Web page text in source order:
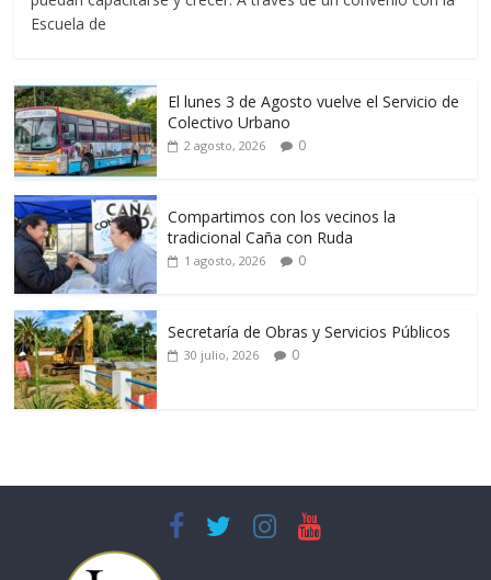
Escuela de
El lunes 3 de Agosto vuelve el Servicio de
Colectivo Urbano
2 agosto, 2026 0
Compartimos con los vecinos la
tradicional Caña con Ruda
1 agosto, 2026 0
Secretaría de Obras y Servicios Públicos
30 julio, 2026 0